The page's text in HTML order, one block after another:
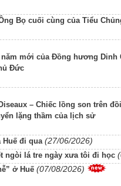
Bọ cuối cùng của Tiểu
năm mới của Đồng hương Dinh
Đức
– Chiếc lồng son trên
lặng thầm của lịch sử
Huế đi qua (27/06/2026)
ngòi lá tre ngày xưa tôi đi học
ở Huế (07/08/2026)